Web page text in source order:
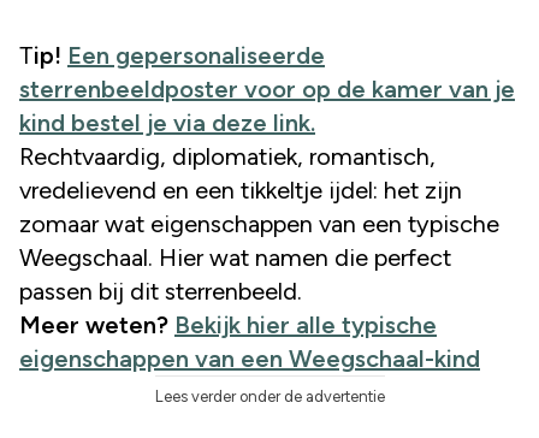
Tip! Een gepersonaliseerde
sterrenbeeldposter voor op de kamer van je
kind bestel je via deze link.
Rechtvaardig, diplomatiek, romantisch,
vredelievend en een tikkeltje ijdel: het zijn
zomaar wat eigenschappen van een typische
Weegschaal. Hier wat namen die perfect
passen bij dit sterrenbeeld.
Meer weten? Bekijk hier alle typische
eigenschappen van een Weegschaal-kind
Lees verder onder de advertentie